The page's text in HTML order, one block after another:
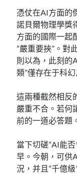
憑仗在AI方面的
諾貝爾物理學獎
方面的國際一起
“嚴重要挾”。對
則以為，此刻的
類”僅存在于科幻
這兩種截然相反
嚴重不合。若何
前的一道必答題
當下切磋“AI能
早。今朝，可供
況，并且“千億